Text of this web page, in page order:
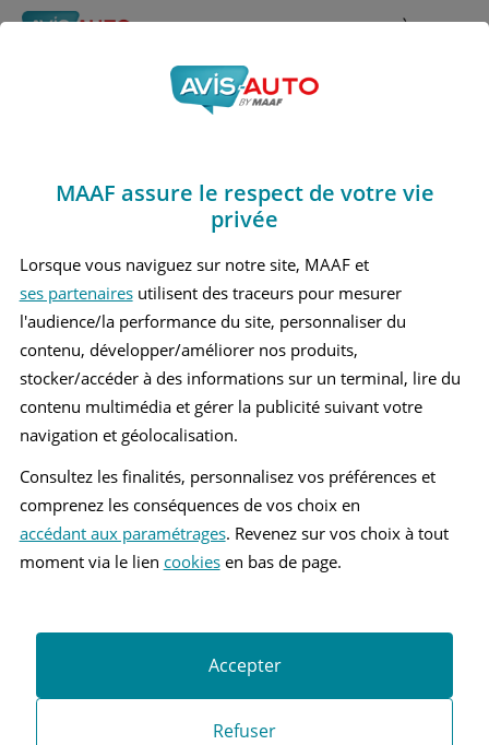
Rechercher À propos
Obtenir un devis d'assurance auto MAAF
Avis Suzuki S cross
SUZUKI S CROSS 1 MOYEN SUV
Vous recherchez une
Obtenez vos devis MAAF
MAAF assure le respect de votre vie
privée
Lorsque vous naviguez sur notre site, MAAF et
ses partenairesutilisent des traceurs pour mesurer
l'audience/la performance du site, personnaliser du
contenu, développer/améliorer nos produits,
stocker/accéder à des informations sur un terminal, lire du
contenu multimédia et gérer la publicité suivant votre
navigation et géolocalisation.
Consultez les finalités, personnalisez vos préférences et
comprenez les conséquences de vos choix en
accédant aux paramétrages. Revenez sur vos choix à tout
moment via le lien cookiesen bas de page.
Refuser
Accepter